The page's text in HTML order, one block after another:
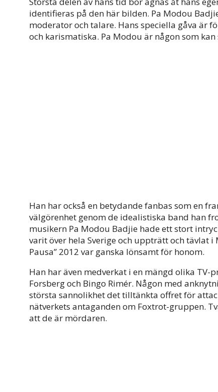
identifieras på den här bilden. Pa Modou
moderator och talare. Hans speciella gåva är
och karismatiska. Pa Modou är någon som
Han har också en betydande fanbas som en
välgörenhet genom de idealistiska band han
musikern Pa Modou Badjie hade ett stort
varit över hela Sverige och uppträtt och tävlat
Pausa” 2012 var ganska lönsamt för honom.
Han har även medverkat i en mängd olika
Forsberg och Bingo Rimér. Någon med
största sannolikhet det tilltänkta offret för
nätverkets antaganden om Foxtrot-gruppen.
att de är mördaren.